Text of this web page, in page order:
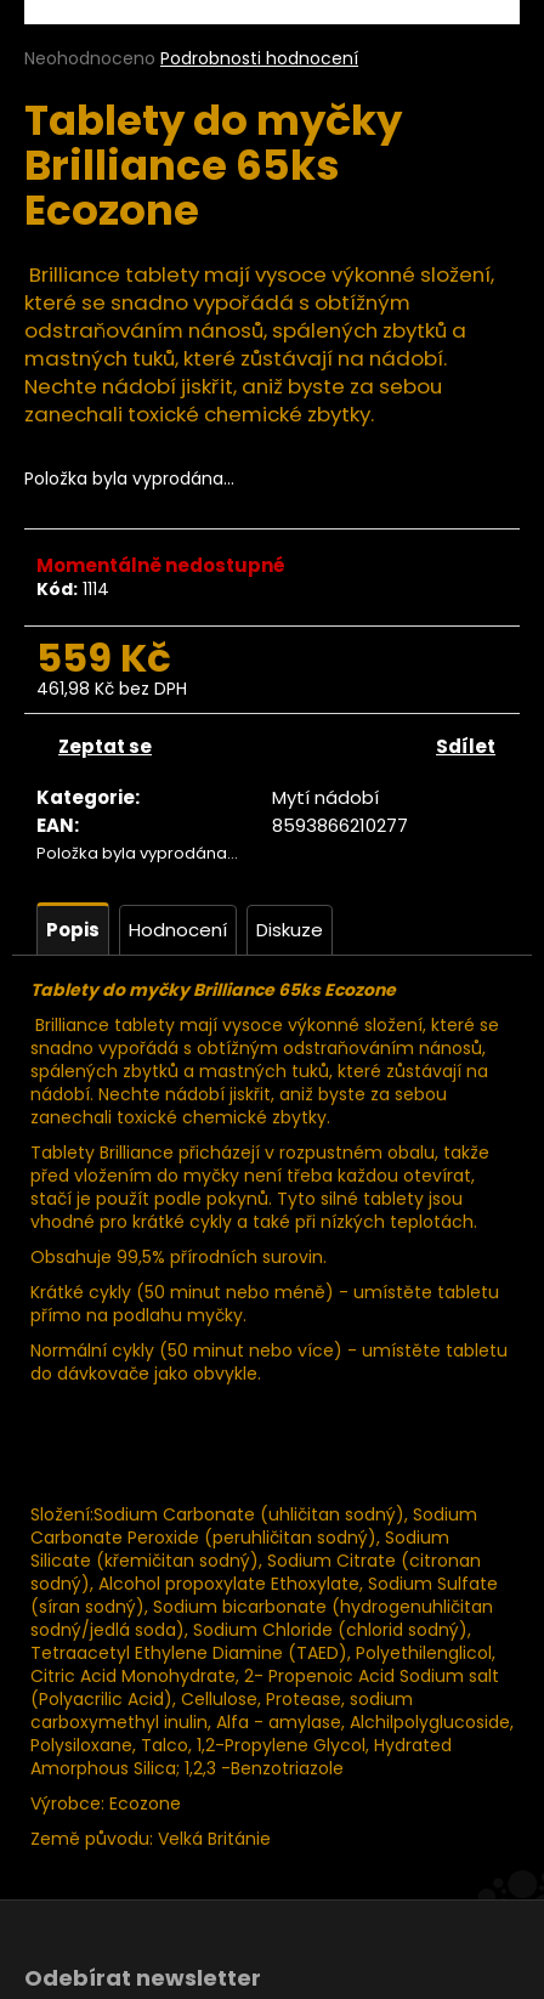
Průměrné
produktu
0,0
5
hvězdiček.
Neohodnoceno Podrobnosti hodnocení
Tablety do myčky
Brilliance 65ks
Ecozone
Brilliance tablety mají vysoce výkonné složení,
které se snadno vypořádá s obtížným
odstraňováním nánosů, spálených zbytků a
mastných tuků, které zůstávají na nádobí.
Nechte nádobí jiskřit, aniž byste za sebou
zanechali toxické chemické zbytky.
Položka byla vyprodána…
Momentálně nedostupné
Kód: 1114
559 Kč
461,98 Kč bez DPH
Měrná
Kategorie:
Mytí nádobí
EAN: 8593866210277
Položka byla vyprodána…
Zeptat se Sdílet
Popis Hodnocení Diskuze
Tablety do myčky Brilliance 65ks Ecozone
Brilliance tablety mají vysoce výkonné složení, které se
snadno vypořádá s obtížným odstraňováním nánosů,
spálených zbytků a mastných tuků, které zůstávají na
nádobí. Nechte nádobí jiskřit, aniž byste za sebou
zanechali toxické chemické zbytky.
Tablety Brilliance přicházejí v rozpustném obalu, takže
před vložením do myčky není třeba každou otevírat,
stačí je použít podle pokynů. Tyto silné tablety jsou
vhodné pro krátké cykly a také při nízkých teplotách.
Obsahuje 99,5% přírodních surovin.
Krátké cykly (50 minut nebo méně) - umístěte tabletu
přímo na podlahu myčky.
Normální cykly (50 minut nebo více) - umístěte tabletu
do dávkovače jako obvykle.
Složení:Sodium Carbonate (uhličitan sodný), Sodium
Carbonate Peroxide (peruhličitan sodný), Sodium
Silicate (křemičitan sodný), Sodium Citrate (citronan
sodný), Alcohol propoxylate Ethoxylate, Sodium Sulfate
(síran sodný), Sodium bicarbonate (hydrogenuhličitan
sodný/jedlá soda), Sodium Chloride (chlorid sodný),
Tetraacetyl Ethylene Diamine (TAED), Polyethilenglicol,
Citric Acid Monohydrate, 2- Propenoic Acid Sodium salt
(Polyacrilic Acid), Cellulose, Protease, sodium
carboxymethyl inulin, Alfa - amylase, Alchilpolyglucoside,
Polysiloxane, Talco, 1,2-Propylene Glycol, Hydrated
Amorphous Silica; 1,2,3 -Benzotriazole
Výrobce: Ecozone
Země původu: Velká Británie
a
j
t
?
HLEDAT
D
o
o
r
u
u
e
m
e
BIO
119
Kč
Kč
Odebírat newsletter